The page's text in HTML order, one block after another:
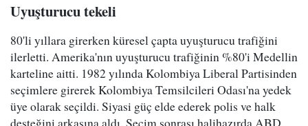
Uyuşturucu tekeli
80'li yıllara girerken küresel çapta uyuşturucu trafiğini
ilerletti. Amerika'nın uyuşturucu trafiğinin %80'i Medellin
karteline aitti. 1982 yılında Kolombiya Liberal Partisinden
seçimlere girerek Kolombiya Temsilcileri Odası'na yedek
üye olarak seçildi. Siyasi güç elde ederek polis ve halk
desteğini arkasına aldı. Seçim sonrası halihazırda ABD,